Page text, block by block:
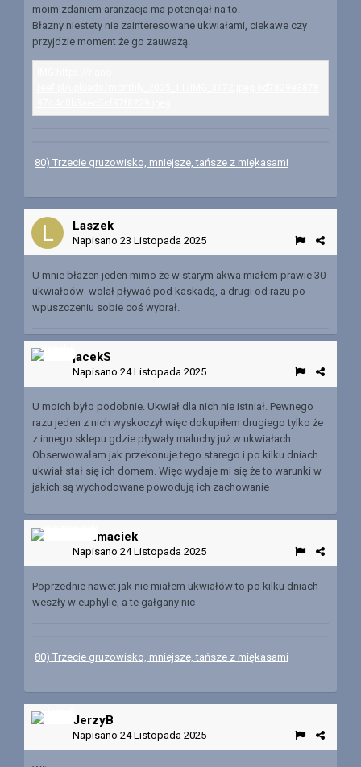
moim zdaniem aranżacja ma potencjał na to.
Błazny niestety nie zainteresowane ukwiałami, ciekawe czy
przyjdzie moment że go zauważą.
80) Trzecie gruzowisko, mniejsze, tańsze z miękasami
Laszek
Napisano 23 Listopada 2025
U mnie błazen jeden mimo że w starym akwa miałem prawie 30
ukwiałoów wolał pływać pod kaskadą, a drugi od razu po
wpuszczeniu sobie coś wybrał.
jacekS
Napisano 24 Listopada 2025
U moich było podobnie. Ukwiał dla nich nie istniał. Pewnego
razu jeden z nich wyskoczył więc dokupiłem drugiego tylko że
z innego sklepu gdzie pływały maluchy już w ukwiałach.
Obserwowałam jak przekonuje tego starego i po kilku dniach
ukwiał stał się ich domem. Więc wydaje mi się że to warunki w
jakich są wychodowane powodują ich zachowanie
mazmaciek
Napisano 24 Listopada 2025
Poprzednie nawet jak nie miałem ukwiałów to po kilku dniach
weszły w euphylie, a te gałgany nic
80) Trzecie gruzowisko, mniejsze, tańsze z miękasami
JerzyB
Napisano 24 Listopada 2025